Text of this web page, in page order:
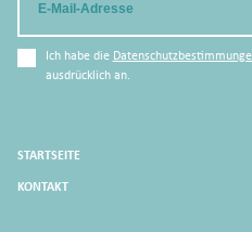
Ich habe die
ausdrücklich an.
STARTSEITE
KONTAKT